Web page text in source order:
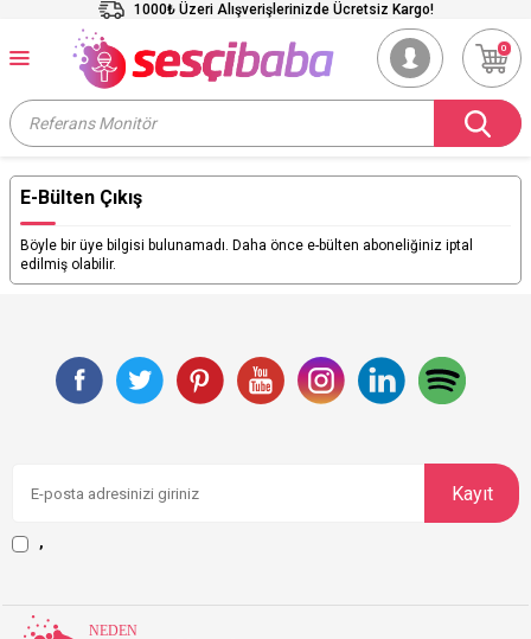
1000₺ Üzeri Alışverişlerinizde Ücretsiz Kargo!
0
E-Bülten Çıkış
Böyle bir üye bilgisi bulunamadı. Daha önce e-bülten aboneliğiniz iptal
edilmiş olabilir.
Kayıt
,